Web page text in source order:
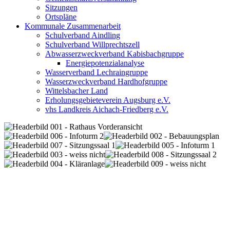
Sitzungen
Ortspläne
Kommunale Zusammenarbeit
Schulverband Aindling
Schulverband Willprechtszell
Abwasserzweckverband Kabisbachgruppe
Energiepotenzialanalyse
Wasserverband Lechraingruppe
Wasserzweckverband Hardhofgruppe
Wittelsbacher Land
Erholungsgebieteverein Augsburg e.V.
vhs Landkreis Aichach-Friedberg e.V.